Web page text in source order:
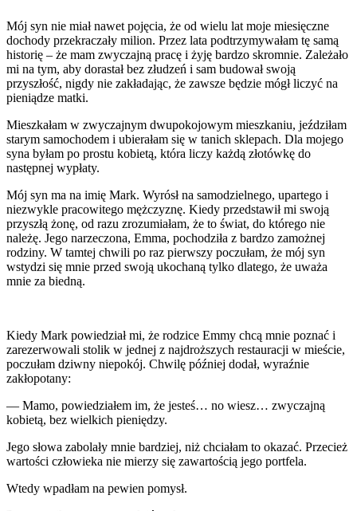
Mój syn nie miał nawet pojęcia, że od wielu lat moje miesięczne
dochody przekraczały milion. Przez lata podtrzymywałam tę samą
historię – że mam zwyczajną pracę i żyję bardzo skromnie. Zależało
mi na tym, aby dorastał bez złudzeń i sam budował swoją
przyszłość, nigdy nie zakładając, że zawsze będzie mógł liczyć na
pieniądze matki.
Mieszkałam w zwyczajnym dwupokojowym mieszkaniu, jeździłam
starym samochodem i ubierałam się w tanich sklepach. Dla mojego
syna byłam po prostu kobietą, która liczy każdą złotówkę do
następnej wypłaty.
Mój syn ma na imię Mark. Wyrósł na samodzielnego, upartego i
niezwykle pracowitego mężczyznę. Kiedy przedstawił mi swoją
przyszłą żonę, od razu zrozumiałam, że to świat, do którego nie
należę. Jego narzeczona, Emma, pochodziła z bardzo zamożnej
rodziny. W tamtej chwili po raz pierwszy poczułam, że mój syn
wstydzi się mnie przed swoją ukochaną tylko dlatego, że uważa
mnie za biedną.
Kiedy Mark powiedział mi, że rodzice Emmy chcą mnie poznać i
zarezerwowali stolik w jednej z najdroższych restauracji w mieście,
poczułam dziwny niepokój. Chwilę później dodał, wyraźnie
zakłopotany:
— Mamo, powiedziałem im, że jesteś… no wiesz… zwyczajną
kobietą, bez wielkich pieniędzy.
Jego słowa zabolały mnie bardziej, niż chciałam to okazać. Przecież
wartości człowieka nie mierzy się zawartością jego portfela.
Wtedy wpadłam na pewien pomysł.